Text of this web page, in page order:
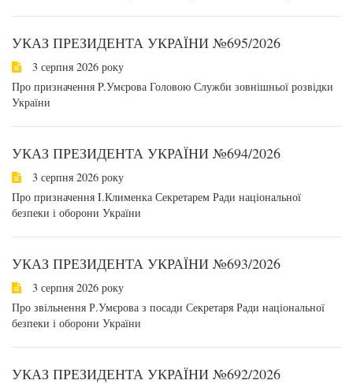
УКАЗ ПРЕЗИДЕНТА УКРАЇНИ №695/2026
3 серпня 2026 року
Про призначення P.Умєрова Головою Служби зовнішньої розвідки
України
УКАЗ ПРЕЗИДЕНТА УКРАЇНИ №694/2026
3 серпня 2026 року
Про призначення I.Клименка Секретарем Ради національної
безпеки і оборони України
УКАЗ ПРЕЗИДЕНТА УКРАЇНИ №693/2026
3 серпня 2026 року
Про звільнення Р.Умєрова з посади Секретаря Ради національної
безпеки і оборони України
УКАЗ ПРЕЗИДЕНТА УКРАЇНИ №692/2026